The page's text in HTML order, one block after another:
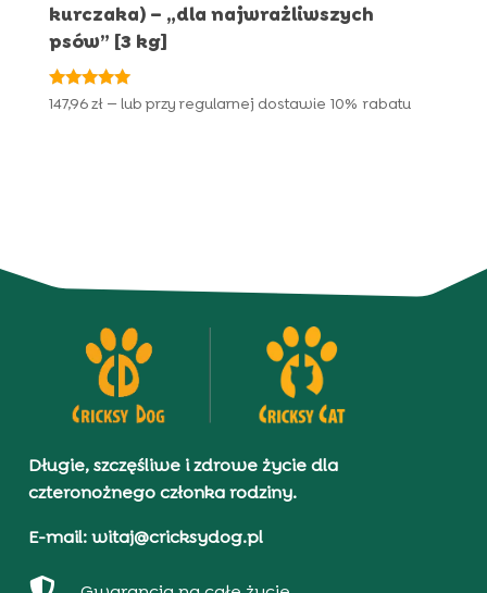
kurczaka) – „dla najwrażliwszych
psów” [3 kg]
Oceniono
5.00
147,96zł — lub przy regularnej dostawie 10% rabatu
Długie, szczęśliwe i zdrowe życie dla
czteronożnego członka rodziny.
E-mail: witaj@cricksydog.pl